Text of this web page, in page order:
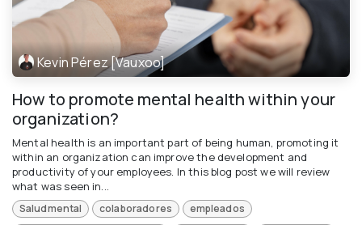
Kevin Pérez [Vauxoo]
How to promote mental health within your
organization?
Mental health is an important part of being human, promoting it
within an organization can improve the development and
productivity of your employees. In this blog post we will review
what was seen in...
Saludmental colaboradores
empleados